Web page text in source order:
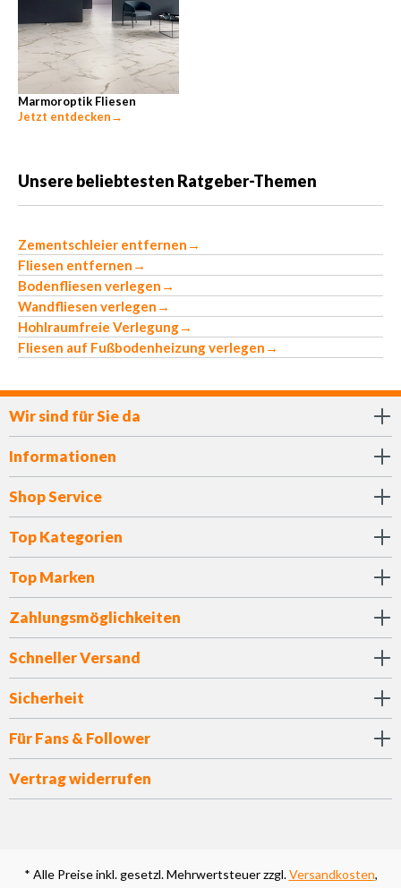
Marmoroptik Fliesen
Jetzt entdecken→
Unsere beliebtesten Ratgeber-Themen
Zementschleier entfernen →
Fliesen entfernen →
Bodenfliesen verlegen →
Wandfliesen verlegen →
Hohlraumfreie Verlegung→
Fliesen auf Fußbodenheizung verlegen →
Wir sind für Sie da
Informationen
Shop Service
Top Kategorien
Top Marken
Zahlungsmöglichkeiten
Schneller Versand
Sicherheit
Für Fans & Follower
Vertrag widerrufen
* Alle Preise inkl. gesetzl. Mehrwertsteuer zzgl.Versandkosten,